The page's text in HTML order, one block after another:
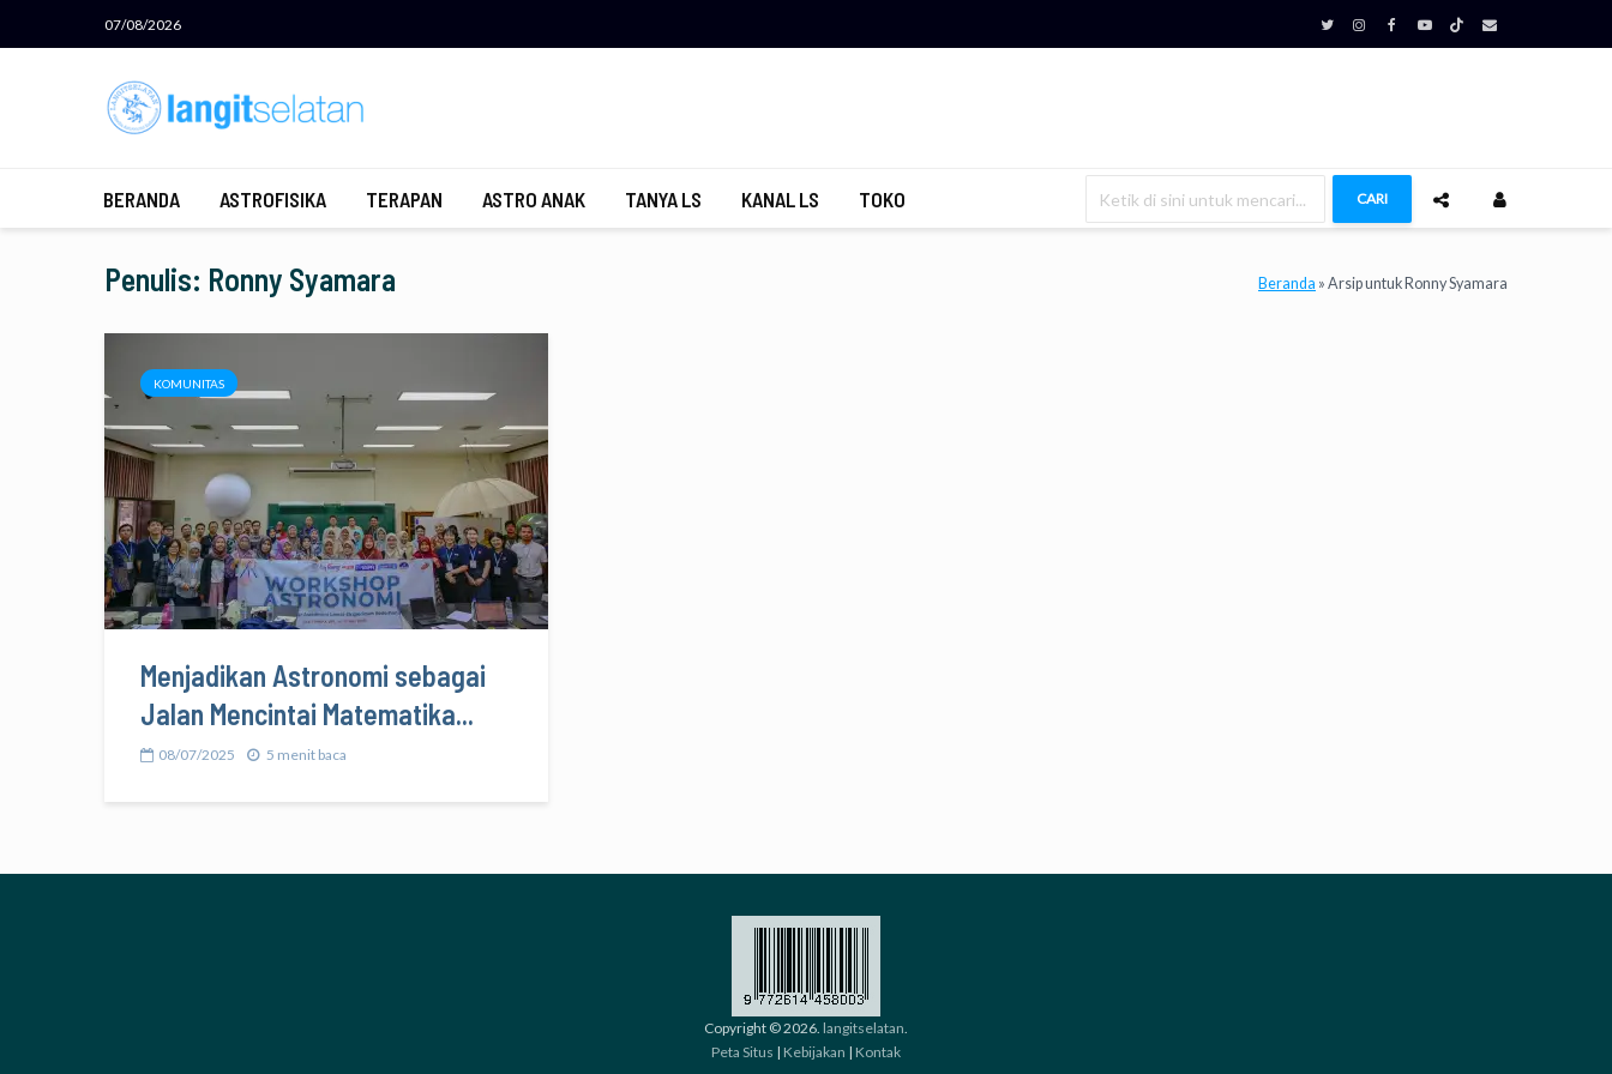
07/08/2026
BERANDA ASTROFISIKA TERAPAN ASTRO ANAK TANYA LS KANAL LS TOKO CARI
Penulis: Ronny Syamara Beranda » Arsip untuk Ronny Syamara
KOMUNITAS
Menjadikan Astronomi sebagai
Jalan Mencintai Matematika...
08/07/2025 5 menit baca
Copyright © 2026. langitselatan.
Peta Situs | Kebijakan | Kontak